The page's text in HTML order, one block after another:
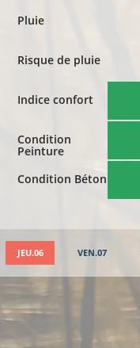
Pluie
Risque de pluie
Indice confort
Condition
Peinture
Condition Béton
JEU.06 VEN.07